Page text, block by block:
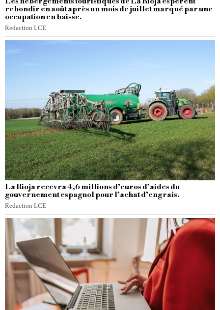
rebondir en août après un mois de juillet marqué par une
occupation en baisse.
Redaction LCE
La Rioja recevra 4,6 millions d’euros d’aides du
gouvernement espagnol pour l’achat d’engrais.
Redaction LCE